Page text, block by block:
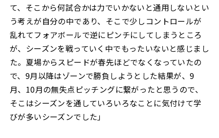
て、そこから何試合かは力でいかないと通用しないとい
う考えが自分の中であり、そこで少しコントロールが
乱れてフォアボールで逆にピンチにしてしまうところ
が、シーズンを戦っていく中でもったいないと感じまし
た。夏場からスピードが春先ほどでなくなっていたの
で、9月以降はゾーンで勝負しようとした結果が、9
月、10月の無失点ピッチングに繋がったと思うので、
そこはシーズンを通していろいろなことに気付けて学
びが多いシーズンでした」